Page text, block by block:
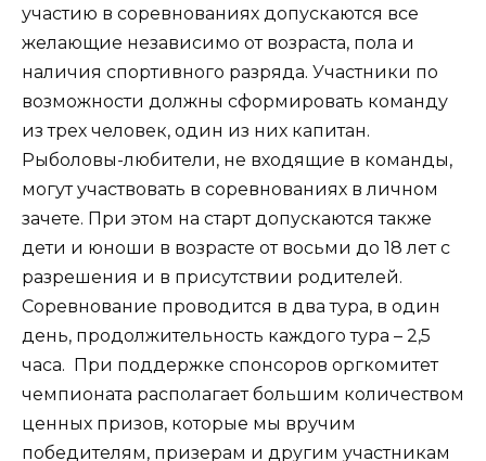
участию в соревнованиях допускаются все
желающие независимо от возраста, пола и
наличия спортивного разряда. Участники по
возможности должны сформировать команду
из трех человек, один из них капитан.
Рыболовы-любители, не входящие в команды,
могут участвовать в соревнованиях в личном
зачете. При этом на старт допускаются также
дети и юноши в возрасте от восьми до 18 лет с
разрешения и в присутствии родителей.
Соревнование проводится в два тура, в один
день, продолжительность каждого тура – 2,5
часа. При поддержке спонсоров оргкомитет
чемпионата располагает большим количеством
ценных призов, которые мы вручим
победителям, призерам и другим участникам